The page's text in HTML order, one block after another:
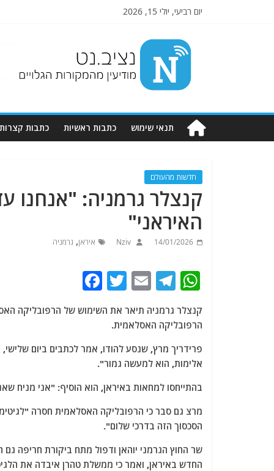
יום רביעי, יולי 15, 2026
Nziv.net
מודיעין
מהמקורות
תנאי שימוש כתבות ראשיות כתבות קצרות
חדשות מהעולם
קנצלר גרמניה: "אנחנו
האיראני"
14/01/2026
Nziv איראן, גרמניה
W
at
s
A
p
p
T
e
g
ra
m
E
ai
l
T
itt
er
c
e
b
o
o
k
קנצלר גרמניה תיאר את השימוש של הרפובליקה
הרפובליקה האסלאמית.
אלימות, הוא למעשה גמור".
בהתייחסו למחאות באיראן, הוא הוסיף: "אני מניח
מרצ גם סבר כי הרפובליקה האסלאמית חסרה
הסכסוך הזה בדרכי שלום".
שר החוץ הגרמני יוהאן ודפול מתח ביקורת חריפה
החדש באיראן, ואמר כי ממשלת טהרן איבדה את